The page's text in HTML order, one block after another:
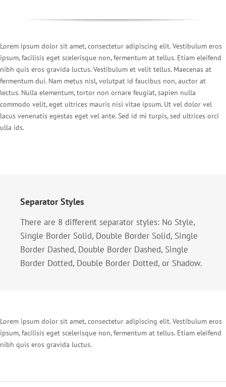
Lorem ipsum dolor sit amet, consectetur adipiscing elit. Vestibulum eros
ipsum, facilisis eget scelerisque non, fermentum at tellus. Etiam eleifend
nibh quis eros gravida luctus. Vestibulum et velit tellus. Maecenas at
fermentum dui. Nam metus nisl, volutpat id faucibus non, auctor at
lectus. Nulla elementum, tortor non ornare feugiat, sapien nulla
commodo velit, eget ultrices mauris nisi vitae ipsum. Ut vel dolor vel
lacus venenatis egestas eget vel ante. Sed id mi turpis, sed ultrices orci
ulla ids.
Separator Styles
There are 8 different separator styles: No Style,
Single Border Solid, Double Border Solid, Single
Border Dashed, Double Border Dashed, Single
Border Dotted, Double Border Dotted, or Shadow.
Lorem ipsum dolor sit amet, consectetur adipiscing elit. Vestibulum eros
ipsum, facilisis eget scelerisque non, fermentum at tellus. Etiam eleifend
nibh quis eros gravida luctus.